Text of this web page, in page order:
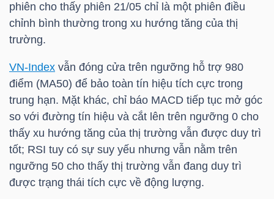
phiên cho thấy phiên 21/05 chỉ là một phiên điều
chỉnh bình thường trong xu hướng tăng của thị
trường.
VN-Index vẫn đóng cửa trên ngưỡng hỗ trợ 980
điểm (MA50) để bảo toàn tín hiệu tích cực trong
trung hạn. Mặt khác, chỉ báo MACD tiếp tục mở góc
so với đường tín hiệu và cắt lên trên ngưỡng 0 cho
thấy xu hướng tăng của thị trường vẫn được duy trì
tốt; RSI tuy có sự suy yếu nhưng vẫn nằm trên
ngưỡng 50 cho thấy thị trường vẫn đang duy trì
được trạng thái tích cực về động lượng.
HÀNG
HÓA
KINH
TẾ
THẾ
GIỚI